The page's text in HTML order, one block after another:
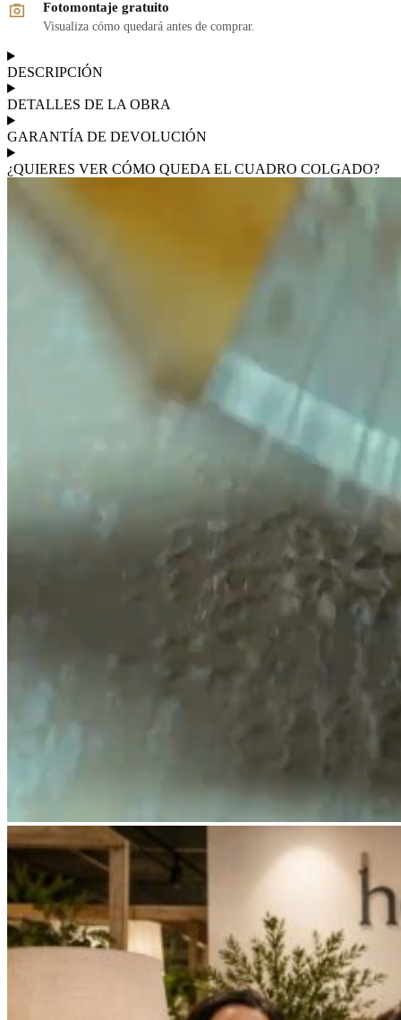
Fotomontaje gratuito
Visualiza cómo quedará antes de comprar.
DESCRIPCIÓN
DETALLES DE LA OBRA
GARANTÍA DE DEVOLUCIÓN
¿QUIERES VER CÓMO QUEDA EL CUADRO COLGADO?